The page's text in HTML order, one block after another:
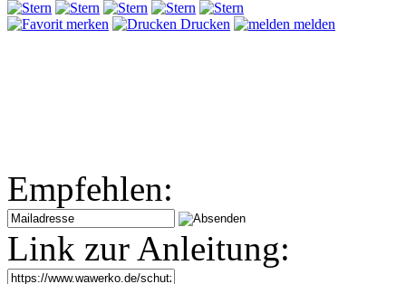
merken Drucken melden
Empfehlen:
Link zur Anleitung: